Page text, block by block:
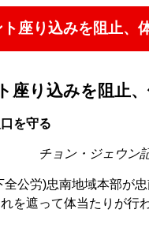
座り込みを阻止、
座り込みを阻止
を守る
チョン・ジェウン
公労)忠南地域本部が
を遮って体当たりが行